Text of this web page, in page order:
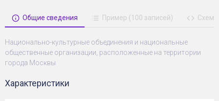
Общие сведения Пример (100 записей) Схема
Национально-культурные объединения и национальные
общественные организации, расположенные на территории
города Москвы
Характеристики